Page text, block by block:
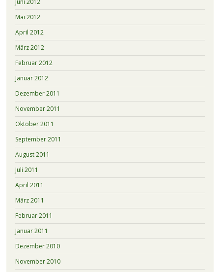
Juni 2012
Mai 2012
April 2012
März 2012
Februar 2012
Januar 2012
Dezember 2011
November 2011
Oktober 2011
September 2011
August 2011
Juli 2011
April 2011
März 2011
Februar 2011
Januar 2011
Dezember 2010
November 2010